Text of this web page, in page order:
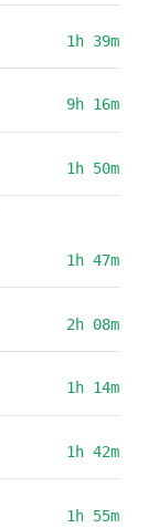
1h 39m
9h 16m
1h 50m
1h 47m
2h 08m
1h 14m
1h 42m
1h 55m